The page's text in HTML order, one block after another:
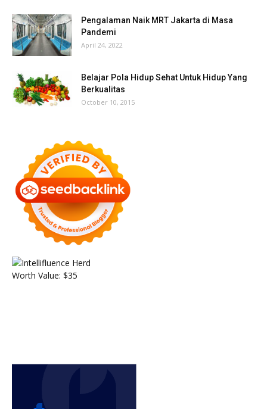
Pengalaman Naik MRT Jakarta di Masa
Pandemi
April 24, 2022
Belajar Pola Hidup Sehat Untuk Hidup Yang
Berkualitas
October 10, 2015